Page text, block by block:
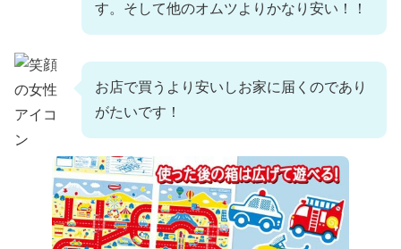
す。そして他のオムツよりかなり安い！！
お店で買うより安いしお家に届くのであり
がたいです！